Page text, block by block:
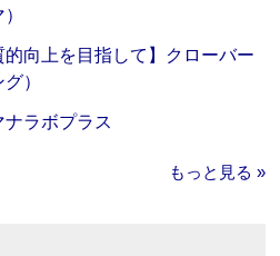
的向上を目指して】クローバー
）
ナラボプラス
もっと見る »